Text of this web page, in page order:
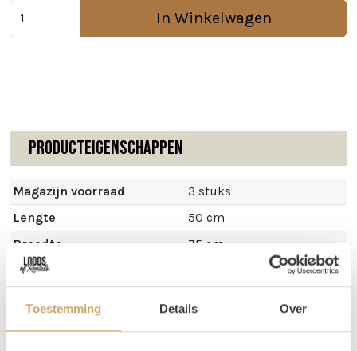
Toestemming Details Over
In Winkelwagen
Producteigenschappen
Magazijn voorraad
3 stuks
Lengte
50 cm
Breedte
75 cm
Hoogte